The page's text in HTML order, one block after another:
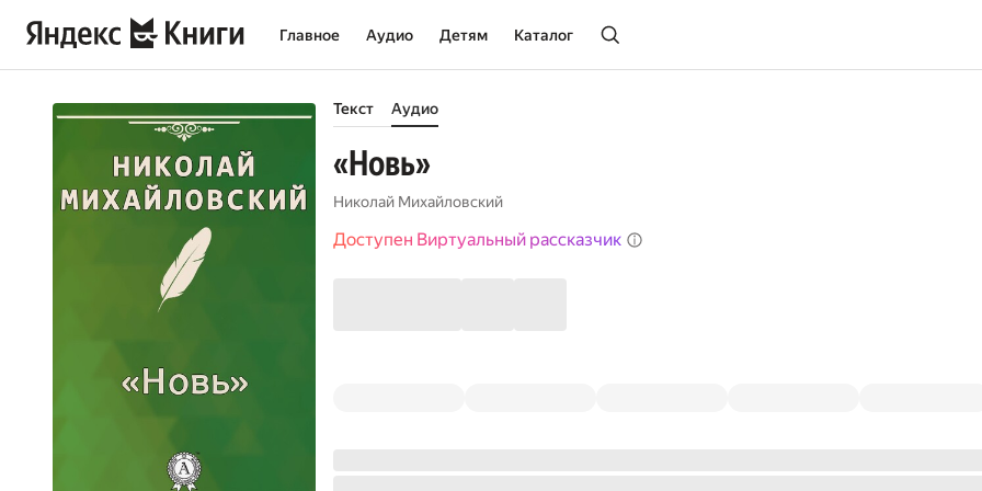
Главное Аудио Детям Каталог
Текст Аудио
«Новь»
Николай Михайловский
Доступен Виртуальный рассказчик